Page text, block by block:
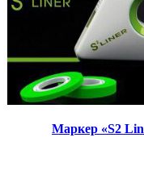
Маркер «S2